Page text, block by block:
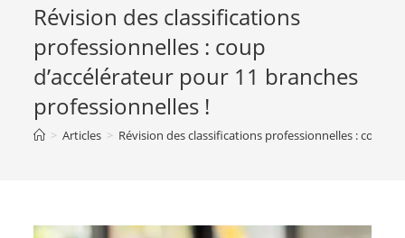
Révision des classifications
professionnelles : coup
d’accélérateur pour 11 branches
professionnelles !
> Articles > Révision des classifications professionnelles : coup